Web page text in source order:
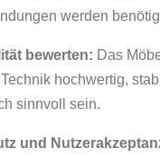
werden
bewerten: Das
hochwertig,
sinnvoll sein.
und